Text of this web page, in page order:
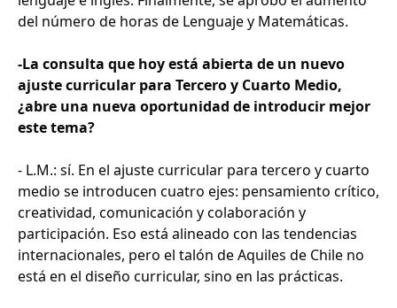
del número de horas de Lenguaje y Matemáticas.
-La consulta que hoy está abierta de un nuevo
ajuste curricular para Tercero y Cuarto Medio,
¿abre una nueva oportunidad de introducir mejor
este tema?
- L.M.: sí. En el ajuste curricular para tercero y cuarto
medio se introducen cuatro ejes: pensamiento crítico,
creatividad, comunicación y colaboración y
participación. Eso está alineado con las tendencias
internacionales, pero el talón de Aquiles de Chile no
está en el diseño curricular, sino en las prácticas.